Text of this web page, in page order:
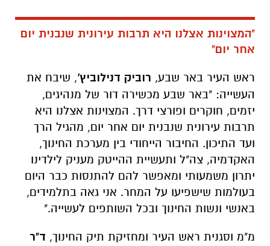
"המצוינות אצלנו היא תרבות עירונית שנבנית יום
אחר יום"
ראש העיר באר שבע, רוביק דנילוביץ', שיבח את
העשייה: "באר שבע מכשירה דור של מנהיגים,
יזמים, חוקרים ופורצי דרך. המצוינות אצלנו היא
תרבות עירונית שנבנית יום אחר יום, מהגיל הרך
ועד התיכון. החיבור הייחודי בין מערכת החינוך,
האקדמיה, צה"ל ותעשיית ההייטק מעניק לילדינו
יתרון משמעותי ומאפשר להם להתנסות כבר היום
בעולמות שישפיעו על המחר. אני גאה בתלמידים,
באנשי ונשות החינוך ובכל השותפים לעשייה."
מ"מ וסגנית ראש העיר ומחזיקת תיק החינוך, ד"ר